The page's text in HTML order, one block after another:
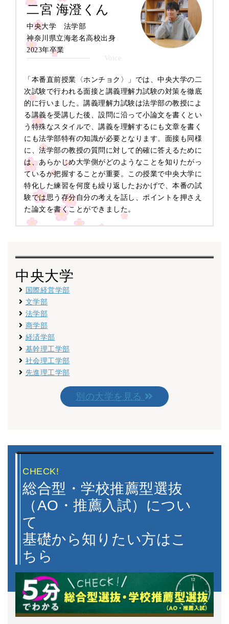
※学科によって出願要件や選考内容は大きく異なります。
詳細は大学ホームページから要項をご確認ください。
学部
入試方式
成績
先進理工学部 精密機械工学科
高大接続型
自己推薦入学試験
9月中旬
全体3.8以上
数学と物理4.0以上
※学科によって出願要件や選考内容は大きく異なります。
詳細は大学ホームページから要項をご確認ください。
学部
入試方式
出願時期
成績
(評定平均)
英語資格
学部
入試方式
英語運用能力
特別入学試験
9月中旬 指定なし 指定あり※
学部
入試方式
(評定平均)
商学部
英語運用能力
特別入学試験
9月中旬～下旬 指定なし 指定あり※
学部
入試方式
出願時期
成績
(評定平均)
英語資格
二宮 海澄くん
中央大学 法学部
神奈川県立海老名高校出身
2023年卒業
「本番直前授業〈ホンチョク〉」では、中央大学の二
次試験で行われる面接と講義理解力試験の対策を徹底
的に行いました。講義理解力試験は法学部の教授によ
る講義を受講した後、設問に沿って小論文を書くとい
う特殊なスタイルで、講義を理解するにも文章を書く
にも法学部特有の知識が必要となります。面接も同様
に、法学部の教授の質問に対して的確に答えるために
は、あらかじめ大学側がどのようなことを知りたがっ
ているか把握することが重要。この授業で中央大学に
特化した練習を何度も繰り返したおかげで、本番の試
験では思う存分自分の考えを話し、ポイントを押さえ
た論文を書くことができました。
中央大学
国際経営学部
文学部
法学部
商学部
経済学部
基幹理工学部
社会理工学部
先進理工学部
別の大学を見る
CHECK!
総合型・学校推薦型選抜
（AO・推薦入試）につい
て
基礎から知りたい方はこ
ちら